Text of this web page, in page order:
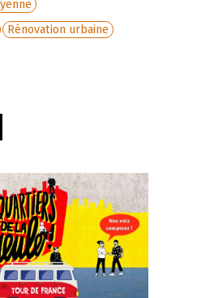
Rénovation urbaine